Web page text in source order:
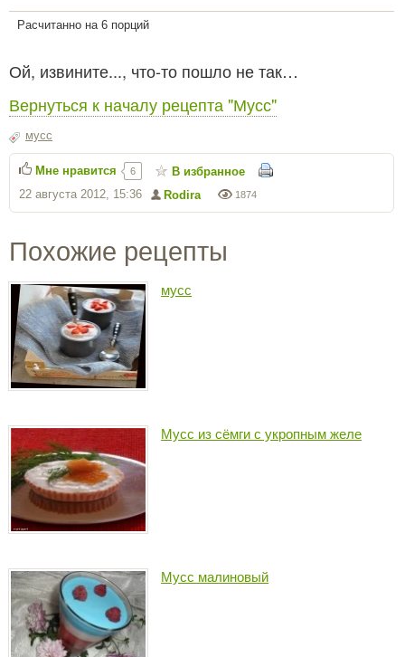
Расчитанно на 6 порций
Ой, извините..., что-то пошло не так…
Вернуться к началу рецепта "Мусс"
мусс
1874
Rodira
22 августа 2012, 15:36
Мне нравится 6 В избранное
Похожие рецепты
мусс
Мусс из сёмги с укропным желе
Мусс малиновый